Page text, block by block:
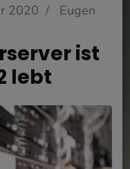
2020 /
Eugen
ist
lebt